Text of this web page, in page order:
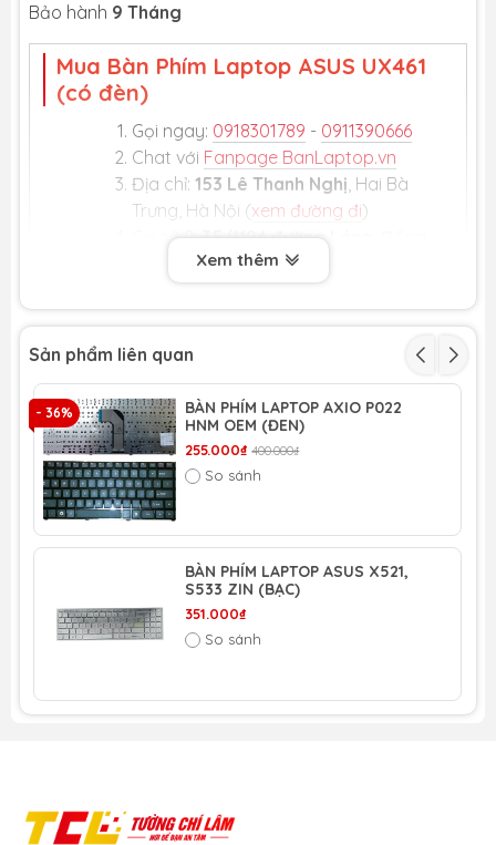
Bảo hành 9 Tháng
Mua Bàn Phím Laptop ASUS UX461
(có đèn)
Gọi ngay: 0918301789 - 0911390666
Chat với Fanpage BanLaptop.vn
Địa chỉ: 153 Lê Thanh Nghị, Hai Bà
Trưng, Hà Nội (xem đường đi)
Cơ sở 2:35/1194 đường Láng
Đa, Hà Nội
Cơ sở 3:số 5 ngõ 12 Trần Phú
Đông (xem đường đi)
Xem thêm
Sản phẩm liên quan
- 36%
BÀN PHÍM LAPTOP AXIO P022
HNM OEM (ĐEN)
255.000₫ 400.000₫
So sánh
BÀN PHÍM LAPTOP ASUS X521,
S533 ZIN (BẠC)
351.000₫
So sánh